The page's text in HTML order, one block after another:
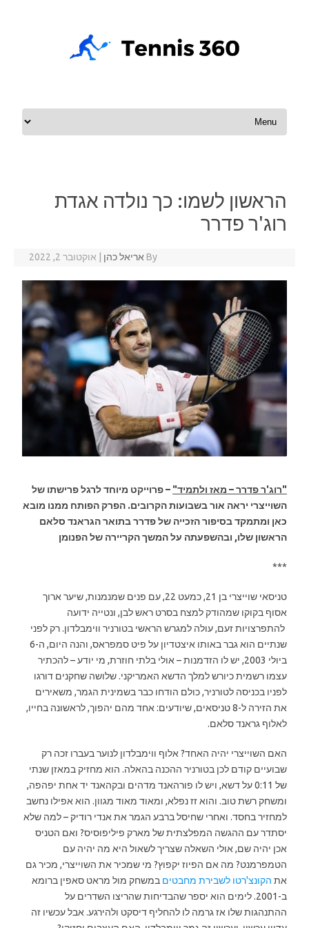
Skip to content
הראשון לשמו: כך נולדה אגדת
רוג'ר פדרר
By אריאל כהן אוקטובר 2, 2022
"רוג'ר פדרר – מאז ולתמיד" – פרוייקט מיוחד לרגל פרישתו של
השוייצרי יראה אור בשבועות הקרובים. הפרק הפותח ממנו מובא
כאן ומתמקד בסיפור הזכייה של פדרר בתואר הגראנד סלאם
הראשון שלו, ובהשפעתה על המשך הקריירה של הפנומן
***
טניסאי שוייצרי בן 21, כמעט 22, עם פנים שמנמנות, שיער ארוך
אסוף בקוקו שמהודק למצח בסרט ראש לבן, ונטייה ידועה
להתפרצויות זעם, עולה למגרש הראשי בטורניר ווימבלדון. רק לפני
שנתיים הוא גבר באותו איצטדיון על פיט סמפראס, והנה היום, ה-6
ביולי 2003, יש לו הזדמנות – אולי בלתי חוזרת, מי יודע – להכתיר
עצמו רשמית כיורש למלך הדשא האמריקני. שלושה שחקנים דורגו
לפניו בכניסה לטורניר, כולם הודחו כבר בשמינית הגמר, משאירים
את הזירה ל-8 טניסאים, שיודעים: אחד מהם יהפוך, לראשונה בחייו,
לאלוף גראנד סלאם.
האם השוייצרי יהיה האחד? אלוף ווימבלדון לנוער בעברו זכה רק
שבועיים קודם לכן בטורניר ההכנה בהאלה. הוא מחזיק במאזן שנתי
של 0:11 על דשא, ויש לו פורהאנד מדהים ובקהאנד יד אחת יפהפה,
ומשחק רשת טוב. והוא זז נפלא, ומאוד מאוד מגוון. הוא אפילו נחשב
למחזיר בחסד. ואחרי שחיסל ברבע הגמר את אנדי רודיק – למה שלא
יסתדר עם ההגשה המפלצתית של מארק פיליפוסיס? ואם הטניס
אכן יהיה שם, אולי השאלה שצריך לשאול היא מה יהיה עם
הטמפרמנט? מה אם הפיוז יקפוץ? מי שמכיר את השוייצרי, מכיר גם
את הקונצ'רטו לשבירת מחבטים במשחק מול מראט סאפין ברומא
ב-2001. לימים הוא יספר שהבדיחות שהריצו השדרים על
ההתנהגות שלו אז גרמה לו להחליף דיסקט ולהירגע. אבל עכשיו זה